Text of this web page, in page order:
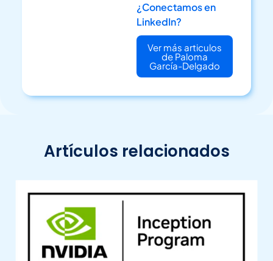
¿Conectamos en
LinkedIn?
Ver más articulos
de Paloma
García-Delgado
Artículos relacionados